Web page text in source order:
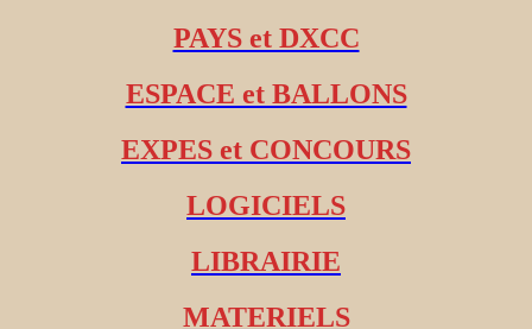
PAYS et DXCC
ESPACE et BALLONS
EXPES et CONCOURS
LOGICIELS
LIBRAIRIE
MATERIELS